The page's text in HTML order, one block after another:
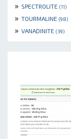
» SPECTROLITE (11)
» TOURMALINE (98)
» VANADINITE (39)